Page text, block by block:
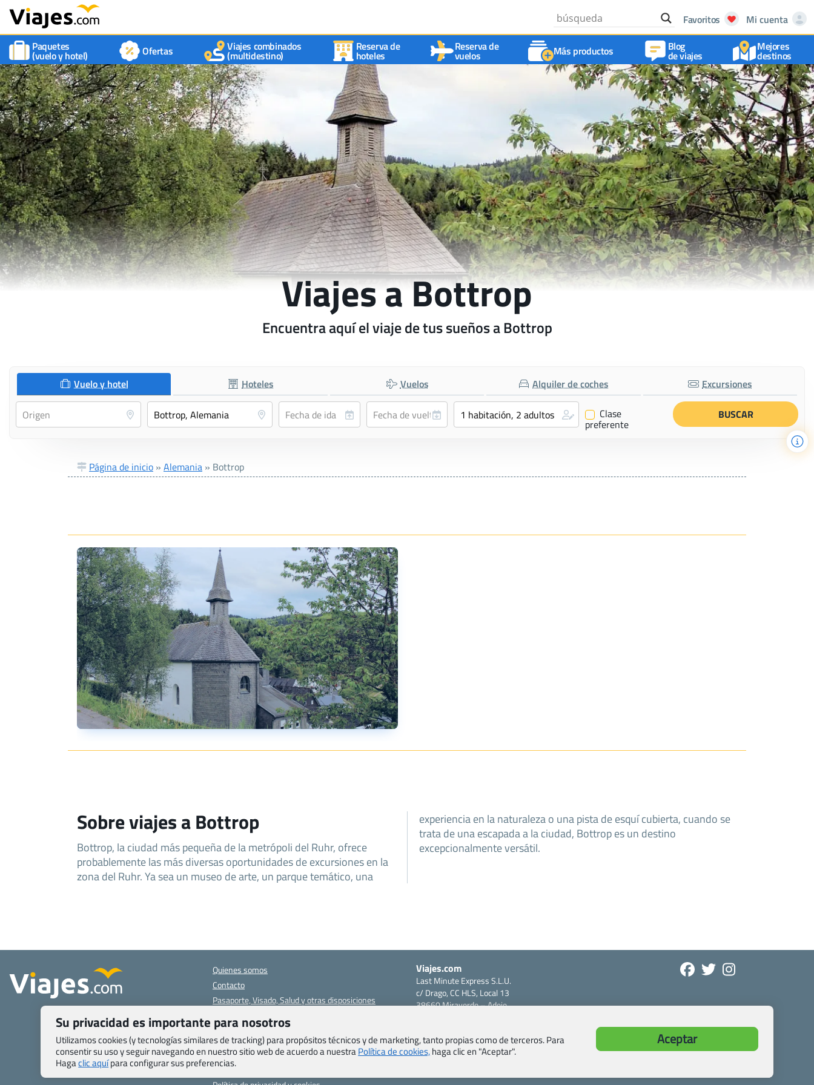
Favoritos
Mi cuenta
Paquetes
(vuelo y hotel) Ofertas Viajes combinados
(multidestino)
Reserva de
hoteles
Reserva de
vuelos Más productos Blog
de viajes
Mejores
destinos
Viajes a Bottrop
Encuentra aquí el viaje de tus sueños a Bottrop
Vuelo y hotel Hoteles Vuelos Alquiler de coches Excursiones
✔ Clase
preferente
Página de inicio » Alemania » Bottrop
Sobre viajes a Bottrop
Bottrop, la ciudad más pequeña de la metrópoli del Ruhr, ofrece
probablemente las más diversas oportunidades de excursiones en la
zona del Ruhr. Ya sea un museo de arte, un parque temático, una
experiencia en la naturaleza o una pista de esquí cubierta, cuando se
trata de una escapada a la ciudad, Bottrop es un destino
excepcionalmente versátil.
Quienes somos
Contacto
Pasaporte, Visado, Salud y otras disposiciones
específicas
Blog de Viajes.com
Registro de agencias
Preguntas frecuentes
Condiciones generales
Viajes.com
Last Minute Express S.L.U.
c/ Drago, CC HLS, Local 13
38660 Miraverde – Adeje
Tfno: +34 922-97-17-27
Su privacidad es importante para nosotros
Utilizamos cookies (y tecnologías similares de tracking) para propósitos técnicos y de marketing, tanto propias como de terceros. Para
consentir su uso y seguir navegando en nuestro sitio web de acuerdo a nuestraPolítica de cookies,haga clic en "Aceptar".
Hagaclic aquípara configurar sus preferencias.
Aceptar